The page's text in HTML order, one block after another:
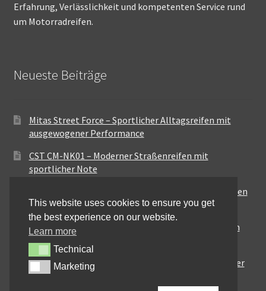
Erfahrung, Verlässlichkeit und kompetenten Service rund
um Motorradreifen.
Neueste Beiträge
Mitas Street Force – Sportlicher Alltagsreifen mit
ausgewogener Performance
CST CM-NK01 – Moderner Straßenreifen mit
sportlicher Note
Maxxis MA-ST3 – Ausgewogener Sport-Touring-Reifen
für vielseitige Einsätze
Pirelli City Demon – Zuverlässigkeit für den urbanen
Alltag
Metzeler Perfect ME77 – Klassische Optik mit solider
Straßenperformance
This website uses cookies to ensure you get
the best experience on our website.
Learn more
TechnicalTechnical
MarketingMarketing